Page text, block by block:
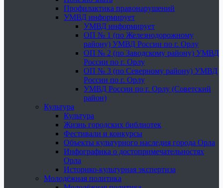
Профилактика правонарушений
УМВД информирует
УМВД информирует
ОП № 1 (по Железнодорожному
району) УМВД России по г. Орлу
ОП № 2 (по Заводскому району) УМВД
России по г. Орлу
ОП № 3 (по Северному району) УМВД
России по г. Орлу
УМВД России по г. Орлу (Советский
район)
Культура
Культура
Жизнь городских библиотек
Фестивали и конкурсы
Объекты культурного наследия города Орла
Инфографика о достопримечательностях
Орла
Историко-культурная экспертиза
Молодёжная политика